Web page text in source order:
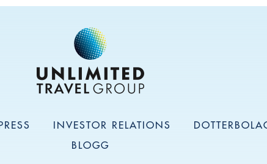
INVESTOR RELATIONS
BLOGG